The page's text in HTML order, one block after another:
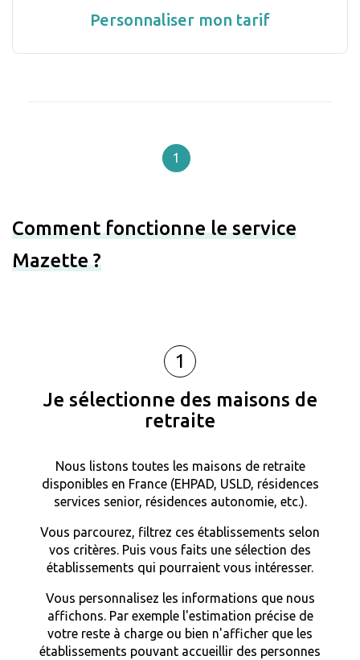
Personnaliser mon tarif
1
Comment fonctionne le service
Mazette ?
1
Je sélectionne des maisons de
retraite
Nous listons toutes les maisons de retraite
disponibles en France (EHPAD, USLD, résidences
services senior, résidences autonomie, etc.).
Vous parcourez, filtrez ces établissements selon
vos critères. Puis vous faits une sélection des
établissements qui pourraient vous intéresser.
Vous personnalisez les informations que nous
affichons. Par exemple l'estimation précise de
votre reste à charge ou bien n'afficher que les
établissements pouvant accueillir des personnes